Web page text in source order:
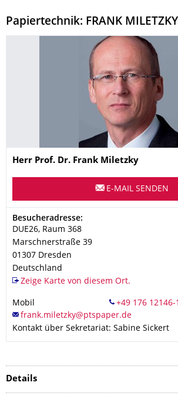
Papiertechnik: FRANK MILETZKY
Name
Herr Prof. Dr. Frank Miletzky
E-MAIL SENDEN
Adresse
Besucheradresse:
DUE26, Raum 368
Marschnerstraße 39
01307 Dresden
Deutschland
Zeige Karte von diesem Ort.
Mobil
Kontakt über Sekretariat: Sabine Sickert
Details